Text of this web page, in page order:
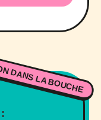
DANS LA BOUCHE